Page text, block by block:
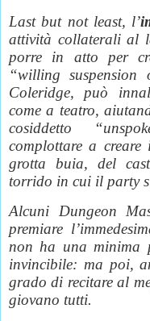
Last but not least, l’
attività collaterali al
porre in atto per
“willing
Coleridge, può
come a teatro,
cosiddetto
complottare a
grotta buia, del
torrido in cui il party
Alcuni Dungeon
premiare
non ha una minima
invincibile: ma poi,
grado di recitare al
giovano tutti.